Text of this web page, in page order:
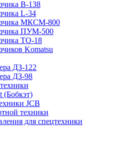
B-138
L-34
МКСМ-800
ПУМ-500
ТО-18
Komatsu
ДЗ-122
ДЗ-98
(Бобкэт)
JCB
техники
для спецтехники